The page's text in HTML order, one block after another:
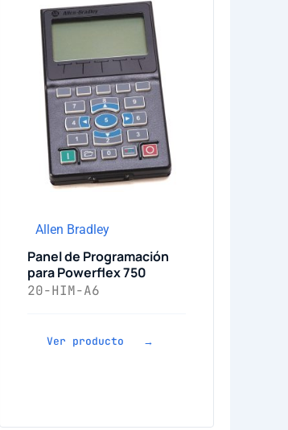
Allen Bradley
Panel de Programación
para Powerflex 750
20-HIM-A6
Ver producto →